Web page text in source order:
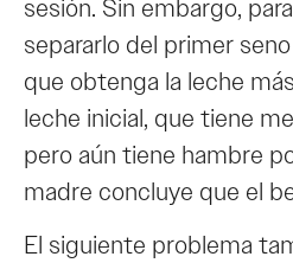
sesión. Sin embargo,
separarlo del primer
que obtenga la leche
leche inicial, que tiene
pero aún tiene hambre
madre concluye que el
El siguiente problema